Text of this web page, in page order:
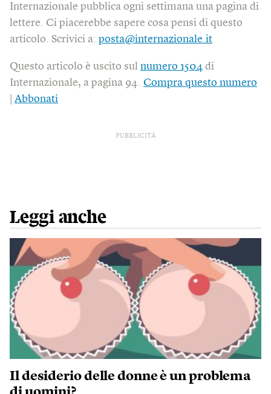
Internazionale pubblica ogni settimana una pagina di
lettere. Ci piacerebbe sapere cosa pensi di questo
articolo. Scrivici a: posta@internazionale.it
Questo articolo è uscito sul numero 1504 di
Internazionale, a pagina 94. Compra questo numero
Abbonati
PUBBLICITÀ
Leggi anche
Il desiderio delle donne è un problema